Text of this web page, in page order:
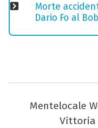
Morte
Dario Fo al
Mentelocale
Vittoria